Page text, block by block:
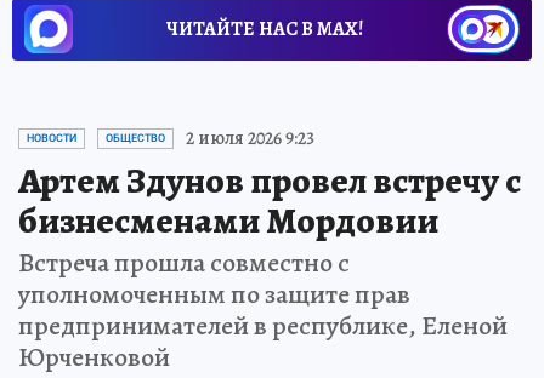
ЧИТАЙТЕ НАС В МАХ!
НОВОСТИ ОБЩЕСТВО 2 июля 2026 9:23
Артем Здунов провел встречу с
бизнесменами Мордовии
Встреча прошла совместно с
уполномоченным по защите прав
предпринимателей в республике, Еленой
Юрченковой